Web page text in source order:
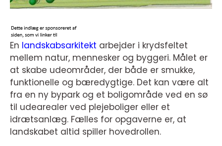
En landskabsarkitekt arbejder i krydsfeltet
mellem natur, mennesker og byggeri. Målet er
at skabe udeområder, der både er smukke,
funktionelle og bæredygtige. Det kan være alt
fra en ny bypark og et boligområde ved en sø
til udearealer ved plejeboliger eller et
idrætsanlæg. Fælles for opgaverne er, at
landskabet altid spiller hovedrollen.